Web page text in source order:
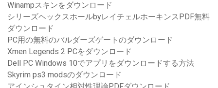
Winampスキンをダウンロード
シリーズヘックスホールbyレイチェルホーキンスPDF無料
ダウンロード
PC用の無料のバルダーズゲートのダウンロード
Xmen Legends 2 PCをダウンロード
Dell PC Windows 10でアプリをダウンロードする方法
Skyrim ps3 modsのダウンロード